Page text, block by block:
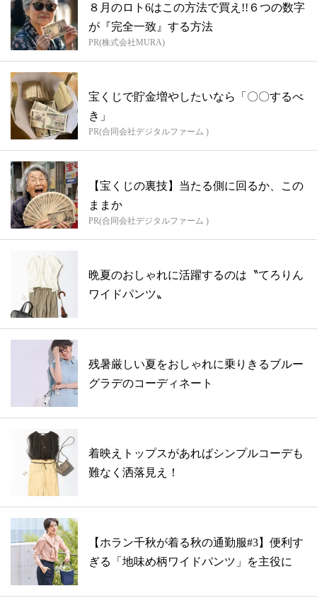
８月のロト6はこの方法で買え!!６つの数字
が『完全一致』する方法
PR(株式会社MURA)
宝くじで貯金増やしたいなら「〇〇するべ
き」
PR(合同会社デジタルファーム )
【宝くじの裏技】当たる側に回るか、この
ままか
PR(合同会社デジタルファーム )
晩夏のおしゃれに活躍するのは〝てろりん
ワイドパンツ〟
残暑厳しい夏をおしゃれに乗りきるブルー
グラデのコーディネート
着映えトップスがあればシンプルコーデも
難なく洒落見え！
【ホラン千秋が着る秋の通勤服#3】便利す
ぎる「地味め柄ワイドパンツ」を主役に